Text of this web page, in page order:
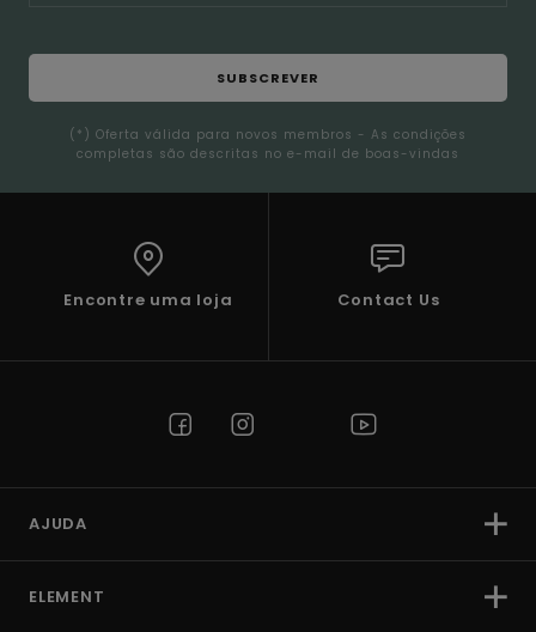
SUBSCREVER
(*) Oferta válida para novos membros - As condições
completas são descritas no e-mail de boas-vindas
Encontre uma loja Contact Us
AJUDA
ELEMENT